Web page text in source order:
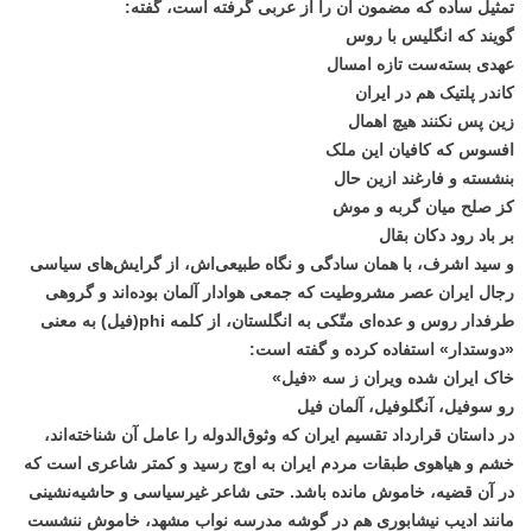
تمثیل ساده که مضمون آن را از عربی گرفته است،‌ گفته:
گویند که انگلیس با روس
عهدی بسته‌ست تازه امسال
کاندر پلتیک هم در ایران
زین پس نکنند هیچ اهمال
افسوس که کافیان این ملک
بنشسته و فارغند ازین حال
کز صلح میان گربه و موش
بر باد رود دکان بقال
و سید اشرف،‌ با همان سادگی و نگاه طبیعی‌اش، از گرایش‌های سیاسی
رجال ایران عصر مشروطیت که جمعی هوادار آلمان بوده‌اند و گروهی
طرفدار روس و عده‌ای متّکی به انگلستان،‌ از کلمه phi(فیل) به معنی
«دوستدار» استفاده کرده و گفته است:
خاک ایران شده ویران ز سه «فیل»
رو سوفیل، آنگلوفیل، آلمان فیل
در داستان قرارداد تقسیم ایران که وثوق‌الدوله را عامل آن شناخته‌اند،
خشم و هیاهوی طبقات مردم ایران به اوج رسید و کمتر شاعری است که
در آن قضیه، خاموش مانده باشد. حتی شاعر غیرسیاسی و حاشیه‌نشینی
مانند ادیب نیشابوری هم در گوشه مدرسه نواب مشهد، خاموش ننشست